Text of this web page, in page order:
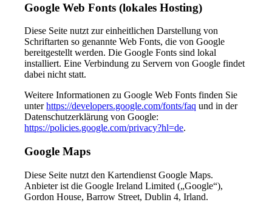
Google Web Fonts (lokales Hosting)
Diese Seite nutzt zur einheitlichen Darstellung von
Schriftarten so genannte Web Fonts, die von Google
bereitgestellt werden. Die Google Fonts sind lokal
installiert. Eine Verbindung zu Servern von Google findet
dabei nicht statt.
Weitere Informationen zu Google Web Fonts finden Sie
unterhttps://developers.google.com/fonts/faq und in der
Datenschutzerklärung von Google:
https://policies.google.com/privacy?hl=de.
Google Maps
Diese Seite nutzt den Kartendienst Google Maps.
Anbieter ist die Google Ireland Limited („Google“),
Gordon House, Barrow Street, Dublin 4, Irland.